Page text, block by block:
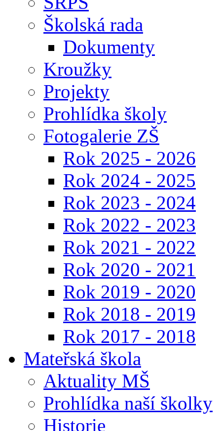
Školská rada
Dokumenty
Kroužky
Projekty
Prohlídka školy
Fotogalerie ZŠ
Rok 2025 - 2026
Rok 2024 - 2025
Rok 2023 - 2024
Rok 2022 - 2023
Rok 2021 - 2022
Rok 2020 - 2021
Rok 2019 - 2020
Rok 2018 - 2019
Rok 2017 - 2018
Mateřská škola
Aktuality MŠ
Prohlídka naší školky
Historie